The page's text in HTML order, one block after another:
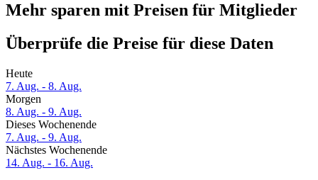
Mehr sparen mit Preisen für Mitglieder
Überprüfe die Preise für diese Daten
Heute
7. Aug. - 8. Aug.
Morgen
8. Aug. - 9. Aug.
Dieses Wochenende
7. Aug. - 9. Aug.
Nächstes Wochenende
14. Aug. - 16. Aug.